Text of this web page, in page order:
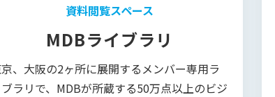
資料閲覧スペース
MDBライブラリ
、大阪の2ヶ所に展開するメンバー専用ラ
ラリで、MDBが所蔵する50万点以上のビジ